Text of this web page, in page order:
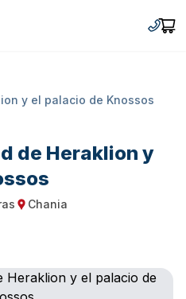
+30
y el palacio de Knossos
de Heraklion y
Starting point
Chania